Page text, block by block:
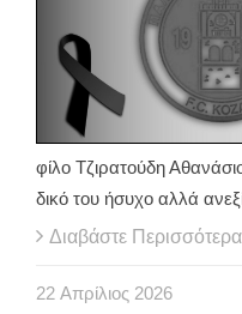
φίλο Τζιρατούδη
δικό του ήσυχο αλλά
Διαβάστε Περισσότερα
22 Απρίλιος 2026